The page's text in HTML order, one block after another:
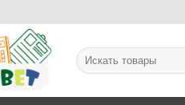
Искать: